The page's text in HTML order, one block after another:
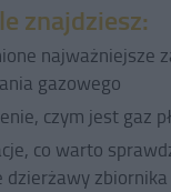
znajdziesz:
najważniejsze
gazowego
czym jest gaz
co warto
dzierżawy zbiornika